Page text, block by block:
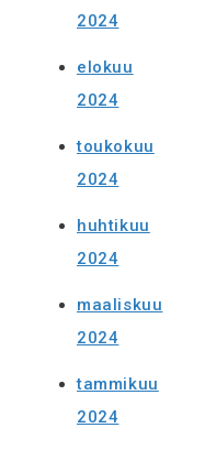
2024
elokuu
2024
toukokuu
2024
huhtikuu
2024
maaliskuu
2024
tammikuu
2024